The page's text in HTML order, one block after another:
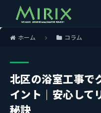
ホーム コラム
北区の浴室工事で
イント｜安心して
秘訣